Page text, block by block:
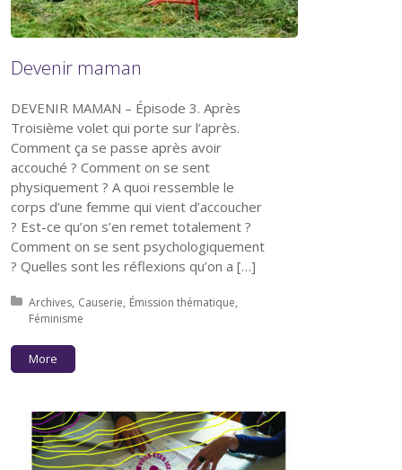
Devenir maman
DEVENIR MAMAN – Épisode 3. Après
Troisième volet qui porte sur l’après.
Comment ça se passe après avoir
accouché ? Comment on se sent
physiquement ? A quoi ressemble le
corps d’une femme qui vient d’accoucher
? Est-ce qu’on s’en remet totalement ?
Comment on se sent psychologiquement
? Quelles sont les réflexions qu’on a […]
Posted in:
Archives Causerie Émission thématique
Féminisme
More